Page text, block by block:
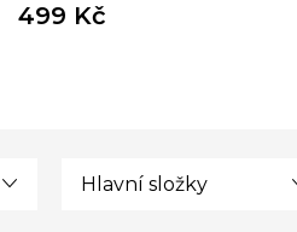
499 Kč
Hlavní složky